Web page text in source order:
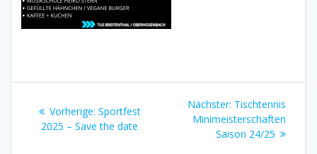
Beitragsnavigation
Vorherige: Vorheriger
Beitrag:
Sportfest
2025 – Save the date
Nächster: Nächster
Beitrag:
Tischtennis
Minimeisterschaften
Saison 24/25